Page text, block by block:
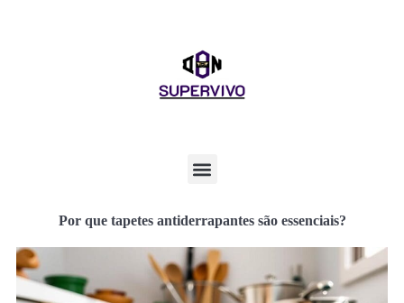
Por que tapetes antiderrapantes são essenciais?